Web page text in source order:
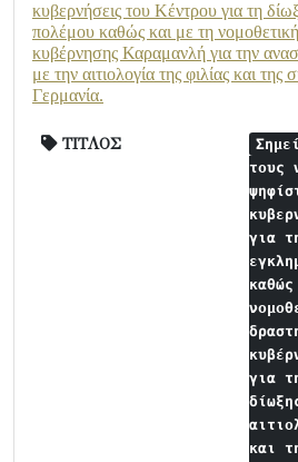
κυβερνήσεις του Κέντρου για τη
πολέμου καθώς και με τη
κυβέρνησης Καραμανλή για την
με την αιτιολογία της φιλίας και
Γερμανία.
ΤΙΤΛΟΣ
τους
για
για
και